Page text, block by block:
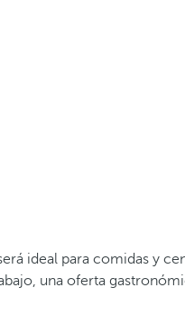
ideal para comidas y
una oferta